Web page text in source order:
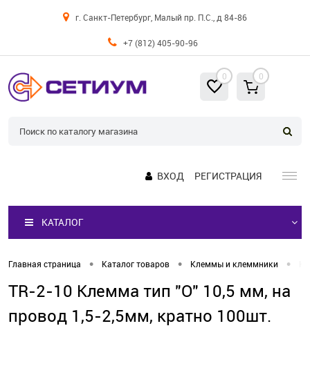
г. Санкт-Петербург, Малый пр. П.С., д 84-86
+7 (812) 405-90-96
0 0
ВХОД РЕГИСТРАЦИЯ
КАТАЛОГ
Главная страница • Каталог товаров • Клеммы и клеммники •
TR-2-10 Клемма тип "O" 10,5 мм, на
провод 1,5-2,5мм, кратно 100шт.